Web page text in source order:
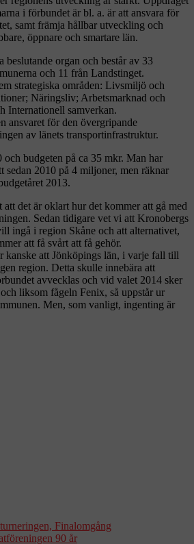
i förbundet är bl. a. är att ansvara för
samt främja hållbar utveckling och
öppnare och smartare län.
beslutande organ och består av 33
och 11 från Landstinget.
strategiska områden: Livsmiljö och
Näringsliv; Arbetsmarknad och
Internationell samverkan.
ansvaret för den övergripande
av länets transportinfrastruktur.
och budgeten på ca 35 mkr. Man har
sedan 2010 på 4 miljoner, men räknar
2013.
att det är oklart hur det kommer att gå med
Sedan tidigare vet vi att Kronobergs
ingå i region Skåne och att alternativet,
att få svårt att få gehör.
kanske att Jönköpings län, i varje fall till
region. Detta skulle innebära att
avvecklas och vid valet 2014 sker
och liksom fågeln Fenix, så uppstår ur
Men, som vanligt, ingenting är
Finalomgång
90 år